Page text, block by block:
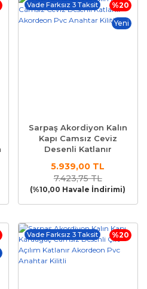
%20
Yeni
Vade Farksız 3 Taksit
Sarpaş Akordiyon Kalın
Kapı Camsız Ceviz
Desenli Katlanır
Kilitli
5.939,00 TL
7.423,75 TL
(%10,00 Havale İndirimi)
%20
Vade Farksız 3 Taksit